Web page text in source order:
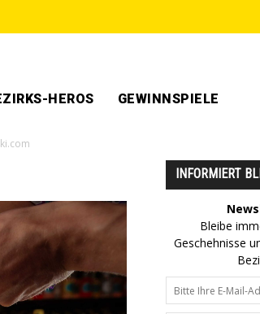
HEROS GEWINNSPIELE
INFORMIERT
Bleibe
Geschehnisse